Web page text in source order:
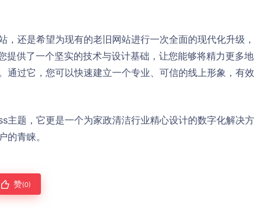
还是希望为现有的老旧网站进行一次全面的现代化升级，
供了一个坚实的技术与设计基础，让您能够将精力更多地
过它，您可以快速建立一个专业、可信的线上形象，有效
题，它更是一个为家政清洁行业精心设计的数字化解决方
青睐。
赞(0)